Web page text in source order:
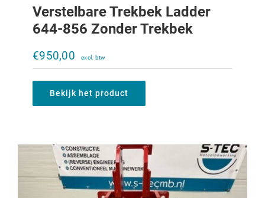
Verstelbare Trekbek Ladder
644-856 Zonder Trekbek
€950,00
Bekijk het product
Verstelbare trekbek Ladder 323-453
€500,00